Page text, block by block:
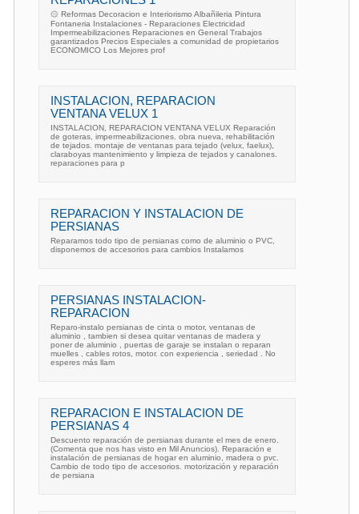
۞ Reformas Decoracion e Interiorismo Albañileria Pintura
Fontaneria Instalaciones - Reparaciones Electricidad
Impermeabilizaciones Reparaciones en General Trabajos
garantizados Precios Especiales a comunidad de propietarios
ECONOMICO Los Mejores prof
INSTALACION, REPARACION
VENTANA VELUX 1
INSTALACION, REPARACION VENTANA VELUX Reparación
de goteras, impermeabilizaciones. obra nueva, rehabilitación
de tejados. montaje de ventanas para tejado (velux, faelux),
claraboyas mantenimiento y limpieza de tejados y canalones.
reparaciones para p
REPARACION Y INSTALACION DE
PERSIANAS
Reparamos todo tipo de persianas como de aluminio o PVC,
disponemos de accesorios para cambios Instalamos
PERSIANAS INSTALACION-
REPARACION
Reparo-instalo persianas de cinta o motor, ventanas de
aluminio , tambien si desea quitar ventanas de madera y
poner de aluminio , puertas de garaje se instalan o reparan
muelles , cables rotos, motor. con experiencia , seriedad . No
esperes más llam
REPARACION E INSTALACION DE
PERSIANAS 4
Descuento reparación de persianas durante el mes de enero.
(Comenta que nos has visto en Mil Anuncios). Reparación e
instalación de persianas de hogar en aluminio, madera o pvc.
Cambio de todo tipo de accesorios. motorización y reparación
de persiana